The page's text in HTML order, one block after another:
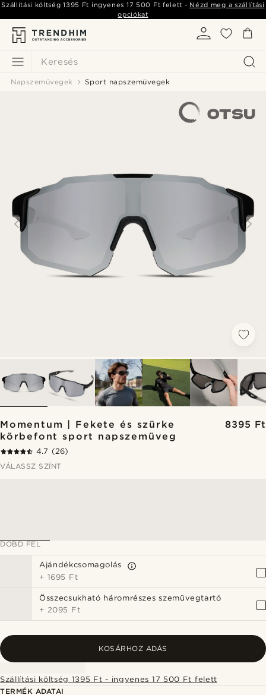
Keresés
Szállítási költség1395 Ft ingyenes 17 500 Ft felett - Nézd meg a szállítási
opciókat
Napszemüvegek Sport napszemüvegek
Momentum | Fekete és szürke
körbefont sport napszemüveg
8395 Ft
4.7 (26)
VÁLASSZ SZÍNT
DOBD FEL
Ajándékcsomagolás
+ 1695 Ft
Összecsukható háromrészes szemüvegtartó
+ 2095 Ft
KOSÁRHOZ ADÁS
Szállítási költség 1395 Ft - ingyenes 17 500 Ft felett
TERMÉK ADATAI